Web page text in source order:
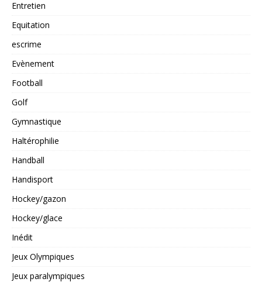
Entretien
Equitation
escrime
Evènement
Football
Golf
Gymnastique
Haltérophilie
Handball
Handisport
Hockey/gazon
Hockey/glace
Inédit
Jeux Olympiques
Jeux paralympiques